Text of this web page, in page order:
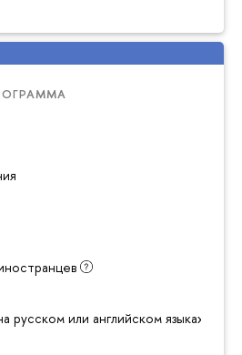
русском или английском языках